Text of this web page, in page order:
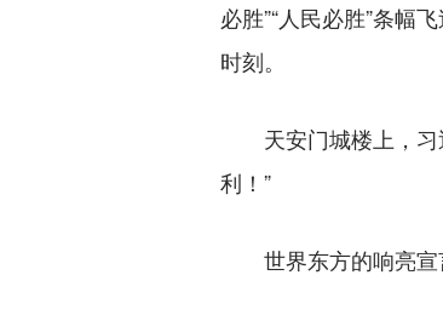
必胜”“人民必胜”条幅
时刻。
天安门城楼上，习
利！”
世界东方的响亮宣